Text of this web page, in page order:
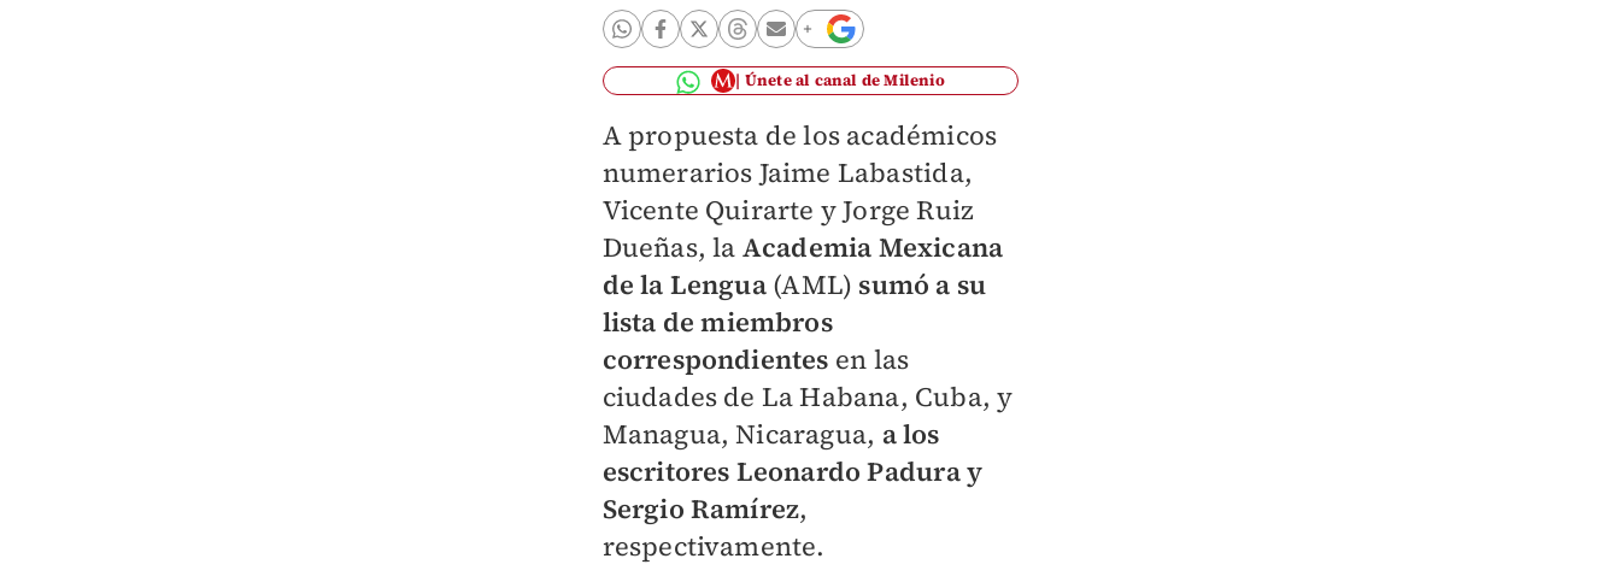
Únete al canal de Milenio
A propuesta de los académicos
numerarios Jaime Labastida,
Vicente Quirarte y Jorge Ruiz
Dueñas, la Academia Mexicana
de la Lengua(AML) sumó a su
lista de miembros
correspondientes en las
ciudades de La Habana, Cuba, y
Managua, Nicaragua, a los
escritores Leonardo Padura y
Sergio Ramírez,
respectivamente.